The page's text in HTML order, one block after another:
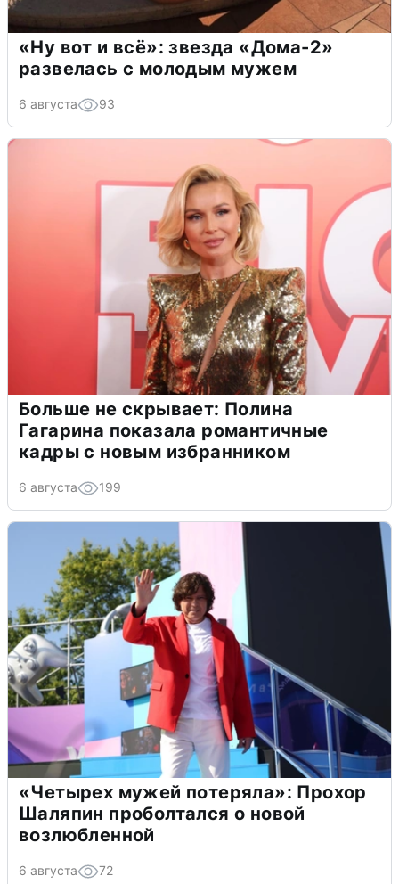
«Ну вот и всё»: звезда «Дома-2»
развелась с молодым мужем
6 августа 93
Больше не скрывает: Полина
Гагарина показала романтичные
кадры с новым избранником
6 августа 199
«Четырех мужей потеряла»: Прохор
Шаляпин проболтался о новой
возлюбленной
6 августа 72